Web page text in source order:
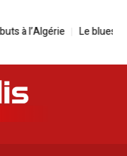
Le blues des pêcheurs